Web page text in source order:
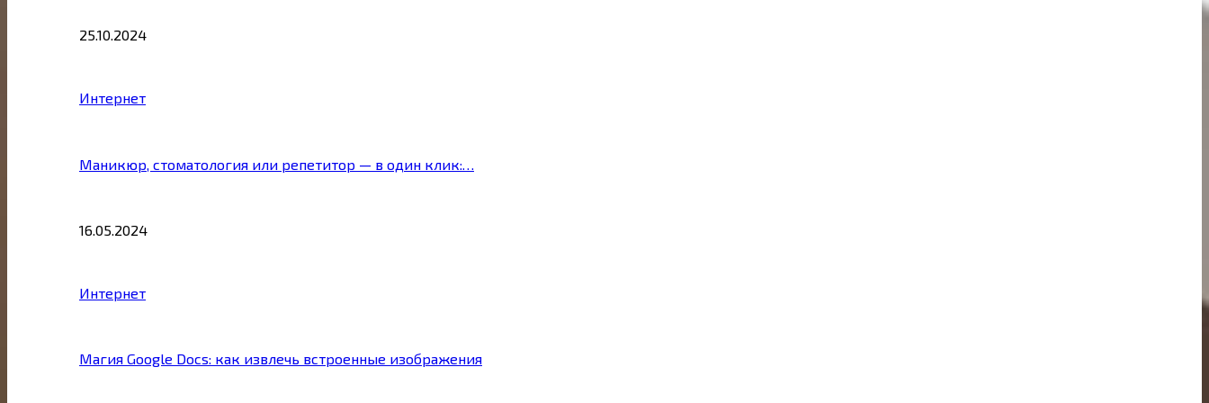
25.10.2024
Интернет
Маникюр, стоматология или репетитор — в один клик:…
16.05.2024
Интернет
Магия Google Docs: как извлечь встроенные изображения